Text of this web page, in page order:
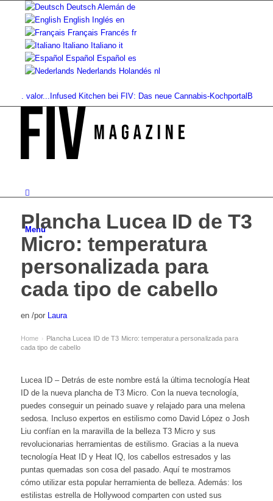
Deutsch Alemán de
English Inglés en
Français Francés fr
Italiano Italiano it
Español Español es
Nederlands Holandés nl
valor...Infused Kitchen bei FIV: Das neue Cannabis-KochportalBebidas de
Menú
Plancha Lucea ID de T3
Micro: temperatura
personalizada para
cada tipo de cabello
en /por Laura
Home › Plancha Lucea ID de T3 Micro: temperatura personalizada para
cada tipo de cabello
Lucea ID – Detrás de este nombre está la última tecnología Heat
ID de la nueva plancha de T3 Micro. Con la nueva tecnología,
puedes conseguir un peinado suave y relajado para una melena
sedosa. Incluso expertos en estilismo como David López o Josh
Liu confían en la maravilla de la belleza T3 Micro y sus
revolucionarias herramientas de estilismo. Gracias a la nueva
tecnología Heat ID y Heat IQ, los cabellos estresados y las
puntas quemadas son cosa del pasado. Aquí te mostramos
cómo utilizar esta popular herramienta de belleza. Además: los
estilistas estrella de Hollywood comparten con usted sus